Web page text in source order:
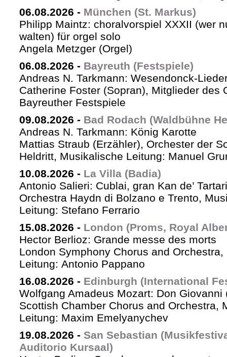
06.08.2026 - München (St. Markus)
Philipp Maintz: choralvorspiel XXXII (wer
walten) für orgel solo
Angela Metzger (Orgel)
06.08.2026 - Bayreuth (Festspiele)
Andreas N. Tarkmann: Wesendonck-
Catherine Foster (Sopran), Mitglieder des
Bayreuther Festspiele
09.08.2026 - Bad Rodach (Waldbühne
Andreas N. Tarkmann: König Karotte
Mattias Straub (Erzähler), Orchester der
Heldritt, Musikalische Leitung: Manuel
10.08.2026 - La Villa (Badia)
Antonio Salieri: Cublai, gran Kan de’
Orchestra Haydn di Bolzano e Trento,
Leitung: Stefano Ferrario
15.08.2026 - London (Proms, Royal
Hector Berlioz: Grande messe des morts
London Symphony Chorus and
Leitung: Antonio Pappano
16.08.2026 - Edinburgh (International
Wolfgang Amadeus Mozart: Don Giovanni
Scottish Chamber Chorus and Orchestra,
Leitung: Maxim Emelyanychev
19.08.2026 - San Sebastian
Auditorio Kursaal)